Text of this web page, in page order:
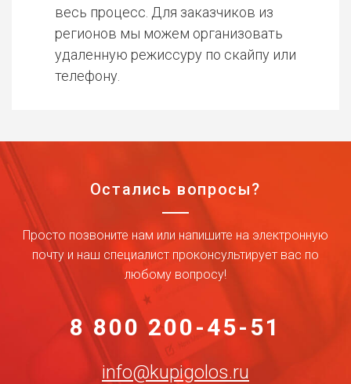
весь процесс. Для заказчиков из
регионов мы можем организовать
удаленную режиссуру по скайпу или
телефону.
Остались вопросы?
Просто позвоните нам или напишите на электронную
почту и наш специалист проконсультирует вас по
любому вопросу!
8 800 200-45-51
info@kupigolos.ru